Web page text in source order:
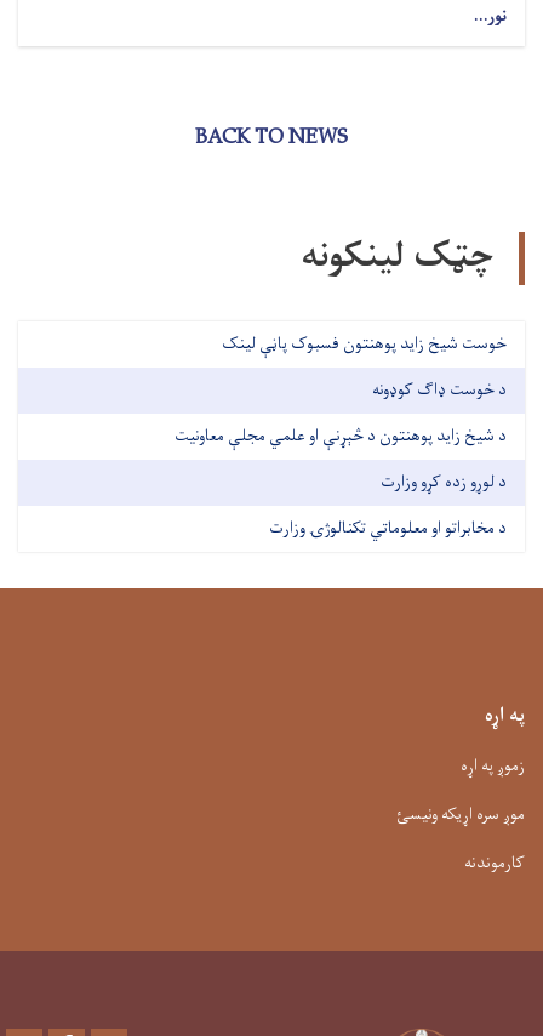
نور...
BACK TO NEWS
چټک لینکونه
خوست شیخ زاید پوهنتون فسبوک پاڼې لینک
د خوست ډاګ کوډونه
د شیخ زاید پوهنتون د څېړنې او علمي مجلې معاونیت
د لوړو زده کړو وزارت
د مخابراتو او معلوماتي تکنالوژۍ وزارت
په اړه
زموږ په اړه
موږ سره اړیکه ونیسئ
کارموندنه